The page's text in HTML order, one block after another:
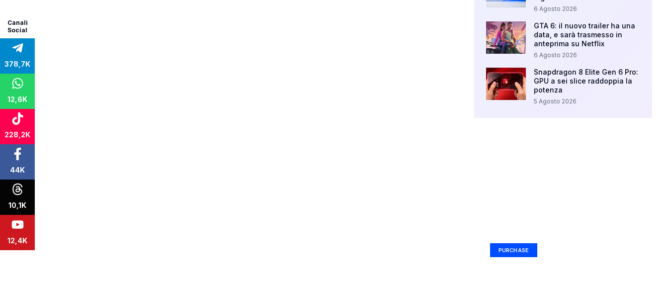
Canali
Social
378,7K
12,6K
228,2K
44K
10,1K
12,4K
6 Agosto 2026
GTA 6: il nuovo trailer ha una
data, e sarà trasmesso in
anteprima su Netflix
6 Agosto 2026
Snapdragon 8 Elite Gen 6 Pro:
GPU a sei slice raddoppia la
potenza
5 Agosto 2026
PURCHASE